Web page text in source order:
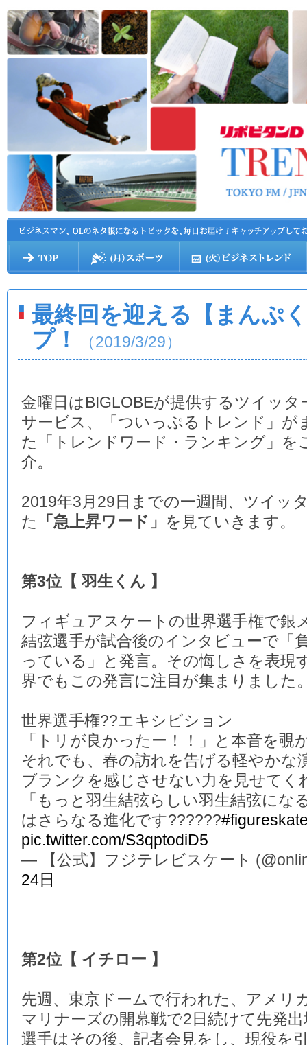
最終回を迎える【まんぷ
プ！
（2019/3/29）
金曜日はBIGLOBEが提供するツイッタ
サービス、「ついっぷるトレンド」が
た「トレンドワード・ランキング」を
介。
2019年3月29日までの一週間、ツイッ
た
「急上昇ワード」 を見ていきます。
第3位【 羽生くん 】
フィギュアスケートの世界選手権で銀
結弦選手が試合後のインタビューで「
っている」と発言。その悔しさを表現
界でもこの発言に注目が集まりました
世界選手権??エキシビション
「トリが良かったー！！」と本音を覗
それでも、春の訪れを告げる軽やかな
ブランクを感じさせない力を見せてく
「もっと羽生結弦らしい羽生結弦に
はさらなる進化です??????
pic.twitter.com/S3qptodiD5
— 【公式】フジテレビスケート
24日
第2位【 イチロー 】
先週、東京ドームで行われた、アメリ
マリナーズの開幕戦で2日続けて先発
選手はその後、記者会見をし、現役を